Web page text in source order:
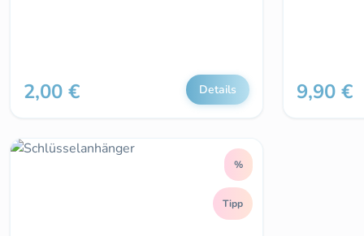
Regulärer Preis:
2,00 € Details Regulärer
9,90 €
Rabatt
%
Tipp